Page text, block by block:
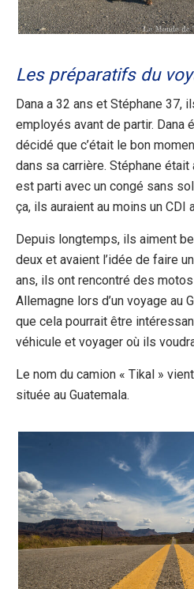
Les préparatifs du
Dana a 32 ans et Stéphane 37,
employés avant de partir. Dana
décidé que c’était le bon
dans sa carrière. Stéphane
est parti avec un congé sans
ça, ils auraient au moins un CDI
Depuis longtemps, ils aiment
deux et avaient l’idée de faire
ans, ils ont rencontré des
Allemagne lors d’un voyage au
que cela pourrait être
véhicule et voyager où ils
Le nom du camion « Tikal »
située au Guatemala.